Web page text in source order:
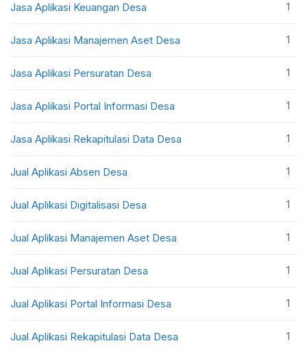
Jasa Aplikasi Keuangan Desa 1
Jasa Aplikasi Manajemen Aset Desa 1
Jasa Aplikasi Persuratan Desa 1
Jasa Aplikasi Portal Informasi Desa 1
Jasa Aplikasi Rekapitulasi Data Desa 1
Jual Aplikasi Absen Desa 1
Jual Aplikasi Digitalisasi Desa 1
Jual Aplikasi Manajemen Aset Desa 1
Jual Aplikasi Persuratan Desa 1
Jual Aplikasi Portal Informasi Desa 1
Jual Aplikasi Rekapitulasi Data Desa 1